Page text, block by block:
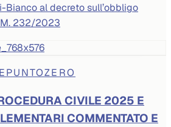
Bianco al decreto sull’obbligo
232/2023
CIVILE 2025 E
COMMENTATO E